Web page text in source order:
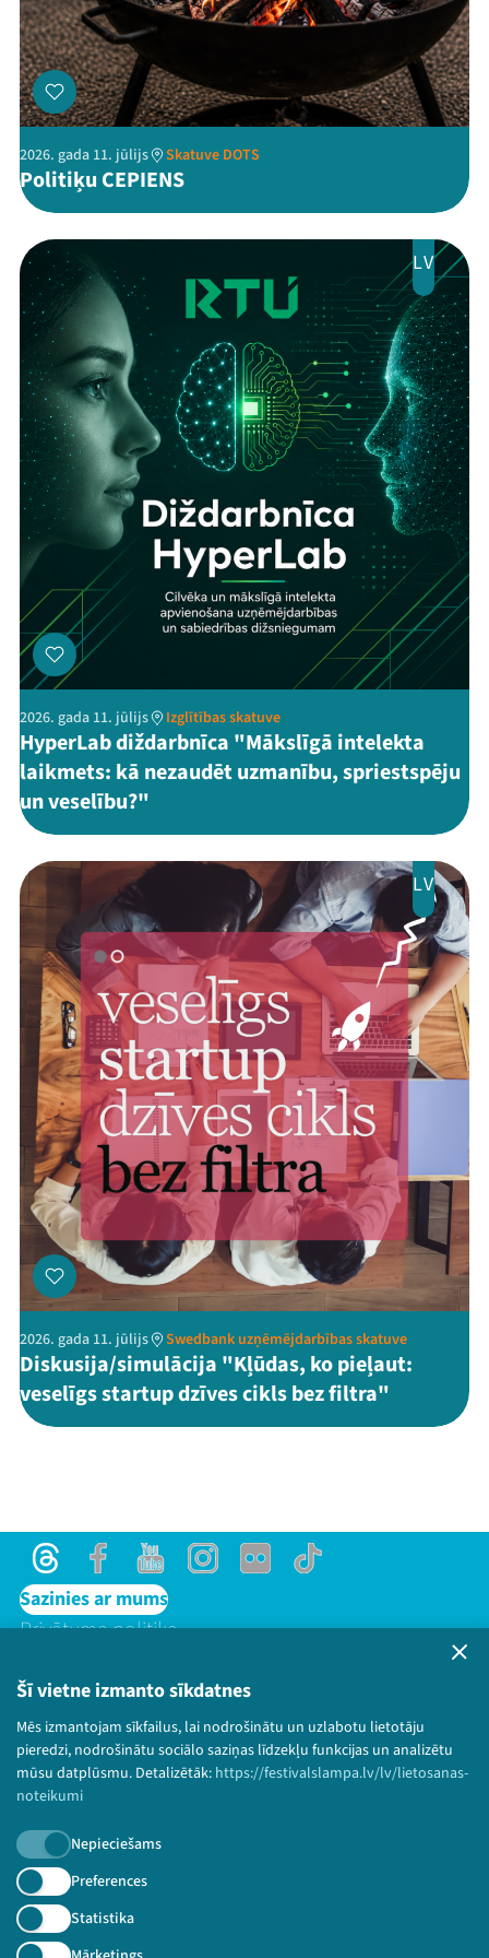
Šī vietne izmanto sīkdatnes
Mēs izmantojam sīkfailus, lai nodrošinātu un uzlabotu lietotāju
pieredzi, nodrošinātu sociālo saziņas līdzekļu funkcijas un analizētu
mūsu datplūsmu. Detalizētāk: https://festivalslampa.lv/lv/lietosanas-
noteikumi
Nepieciešams
Preferences
Statistika
2026. gada 11. jūlijs Skatuve DOTS
Politiķu CEPIENS
LV
2026. gada 11. jūlijs Izglītības skatuve
HyperLab diždarbnīca "Mākslīgā intelekta
laikmets: kā nezaudēt uzmanību, spriestspēju
un veselību?"
LV
2026. gada 11. jūlijs Swedbank uzņēmējdarbības skatuve
Diskusija/simulācija "Kļūdas, ko pieļaut:
veselīgs startup dzīves cikls bez filtra"
ThreadsFacebookYoutubeInstagram
Flick TikTok
Sazinies ar mums
Privātuma politika
Bērnu aizsardzības politika
© 2026 Sarunu festivāls LAMPA Visas tiesības
paturētas.
Piesakies jaunumiem!
Nepalaid garām aktuālāko informāciju!